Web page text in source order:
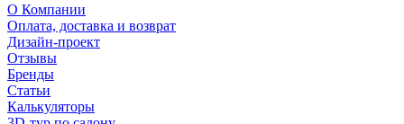
О Компании
Оплата, доставка и возврат
Дизайн-проект
Отзывы
Бренды
Статьи
Калькуляторы